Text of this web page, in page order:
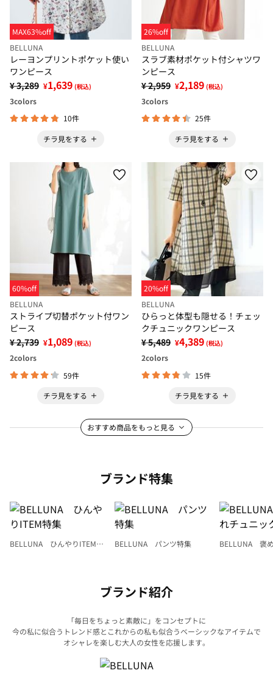
MAX63%off
BELLUNA
レーヨンプリントポケット使い
ワンピース
¥ 3,289 ¥1,639 (税込)
3colors
10件
チラ見をする
26%off
BELLUNA
スラブ素材ポケット付シャツワ
ンピース
¥ 2,959 ¥2,189 (税込)
3colors
25件
チラ見をする
60%off
BELLUNA
ストライプ切替ポケット付ワン
ピース
¥ 2,739 ¥1,089 (税込)
2colors
59件
チラ見をする
20%off
BELLUNA
ひらっと体型も隠せる！チェッ
クチュニックワンピース
¥ 5,489 ¥4,389 (税込)
2colors
15件
チラ見をする
おすすめ商品をもっと見る
ブランド特集
BELLUNA ひんやりITEM特
BELLUNA パンツ特集
BELLUNA 褒
ブランド紹介
「毎日をちょっと素敵に」をコンセプトに
今の私に似合うトレンド感とこれからの私も似合うベーシックなアイテムで
オシャレを楽しむ大人の女性を応援します。